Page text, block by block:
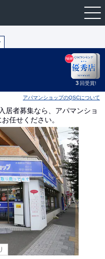
3 回受賞!
アパマンショップのQSCについて
居者募集なら、アパマンショ
任せください。